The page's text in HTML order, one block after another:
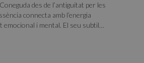
des de l’antiguitat per les
connecta amb l’energia
emocional i mental. El seu subtil